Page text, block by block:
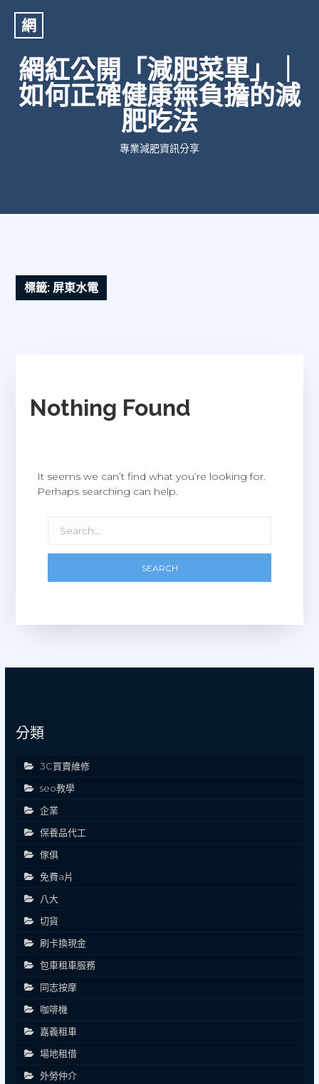
網
網紅公開「減肥菜單」｜
如何正確健康無負擔的減
肥吃法
專業減肥資訊分享
標籤: 屏東水電
Nothing Found
It seems we can’t find what you’re looking for.
Perhaps searching can help.
SEARCH
分類
3C買賣維修
seo教學
企業
保養品代工
傢俱
免費a片
八大
切貨
刷卡換現金
包車租車服務
同志按摩
咖啡機
嘉義租車
場地租借
外勞仲介